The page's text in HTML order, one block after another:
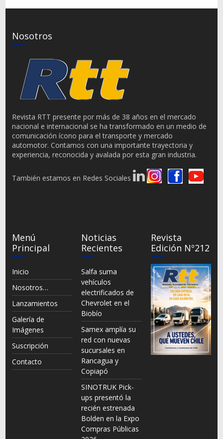
Nosotros
Revista RTT presente por más de 38 años en el mercado
nacional e internacional se ha transformado en un medio de
comunicación ícono para el transporte y mercado
automotor. Contamos con una importante trayectoria y
experiencia, reconocida y avalada por esta gran industria.
También estamos en Redes Sociales
Menú
Principal
Inicio
Nosotros…
Lanzamientos
Galería de
Imágenes
Suscripción
Contacto
Noticias
Recientes
Salfa suma
vehículos
electrificados de
Chevrolet en el
Biobío
Samex amplía su
red con nuevas
sucursales en
Rancagua y
Copiapó
SINOTRUK Pick-
ups presentó la
recién estrenada
Bolden en la Expo
Compras Públicas
Revista
Edición Nº212